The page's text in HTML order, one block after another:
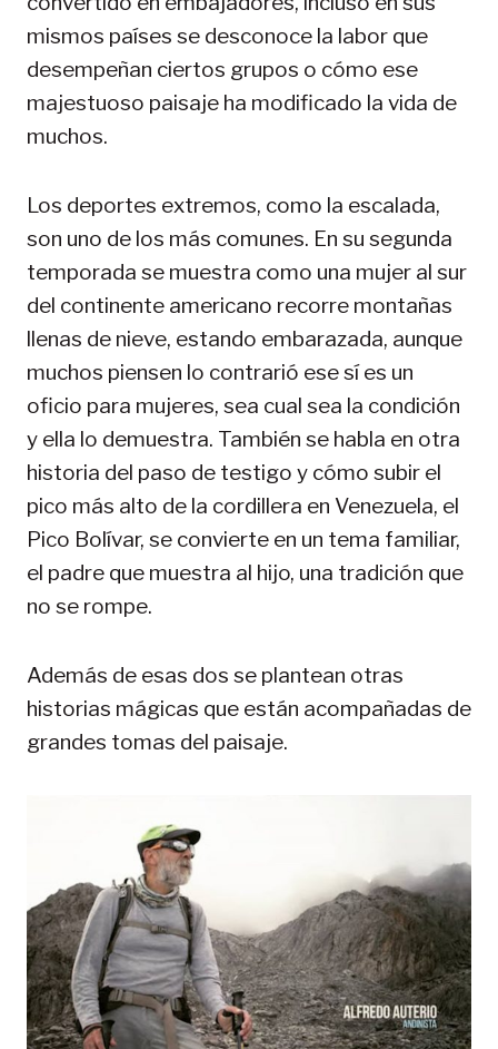
mismos países se desconoce la labor que
desempeñan ciertos grupos o cómo ese
majestuoso paisaje ha modificado la vida de
muchos.
Los deportes extremos, como la escalada,
son uno de los más comunes. En su segunda
temporada se muestra como una mujer al sur
del continente americano recorre montañas
llenas de nieve, estando embarazada, aunque
muchos piensen lo contrarió ese sí es un
oficio para mujeres, sea cual sea la condición
y ella lo demuestra. También se habla en otra
historia del paso de testigo y cómo subir el
pico más alto de la cordillera en Venezuela, el
Pico Bolívar, se convierte en un tema familiar,
el padre que muestra al hijo, una tradición que
no se rompe.
Además de esas dos se plantean otras
historias mágicas que están acompañadas de
grandes tomas del paisaje.